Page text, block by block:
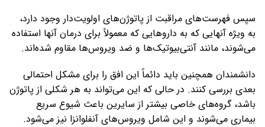
سپس فهرست‌های مراقبت از پاتوژن‌های اولویت‌دار وجود دارد،
به ‌ویژه آنهایی که به داروهایی که معمولاً برای درمان آنها استفاده
می‌شوند، مانند آنتی‌بیوتیک‌ها و ضد ویروس‌ها مقاوم شده‌اند.
دانشمندان همچنین باید دائماً این افق را برای مشکل احتمالی
بعدی بررسی کنند. در حالی که این می‌تواند به هر شکلی از پاتوژن
باشد، گروه‌های خاصی بیشتر از سایرین باعث شیوع سریع
بیماری می‌شوند و این شامل ویروس‌های آنفلوانزا نیز می‌شود.